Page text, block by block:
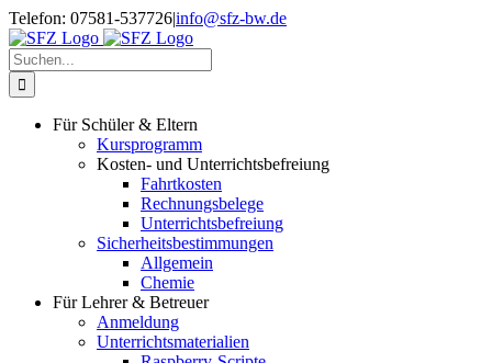
Zum
Inhalt
springen
Telefon: 07581-537726|info@sfz-bw.de
Suche
nach:
Für Schüler & Eltern
Kursprogramm
Kosten- und Unterrichtsbefreiung
Fahrtkosten
Rechnungsbelege
Unterrichtsbefreiung
Sicherheitsbestimmungen
Allgemein
Chemie
Für Lehrer & Betreuer
Anmeldung
Unterrichtsmaterialien